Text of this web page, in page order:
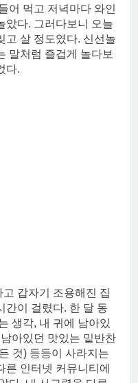
어 먹고 저녁마다 와인
았다. 그러다보니 오늘
고 살 정도였다. 신선놀
말처럼 즐겁게 놀다보
다.
갑자기 조용해진 집
간이 걸렸다. 한 달 동
생각, 내 귀에 남아있
아있던 맛있는 밑반찬
것) 등등이 사라지는
른 인터넷 커뮤니티에